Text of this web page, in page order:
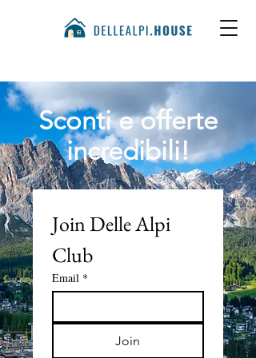
Sconti e offerte
incredibili!
Join Delle Alpi
Club
Email *
Join